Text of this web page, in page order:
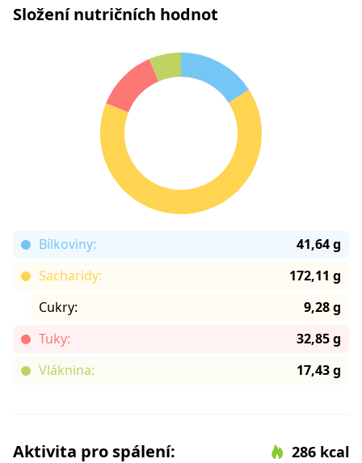
Složení nutričních hodnot
Bílkoviny:
41,64 g
Sacharidy:
172,11 g
Cukry:
9,28 g
Tuky:
32,85 g
Vláknina:
17,43 g
Aktivita pro spálení: 286 kcal